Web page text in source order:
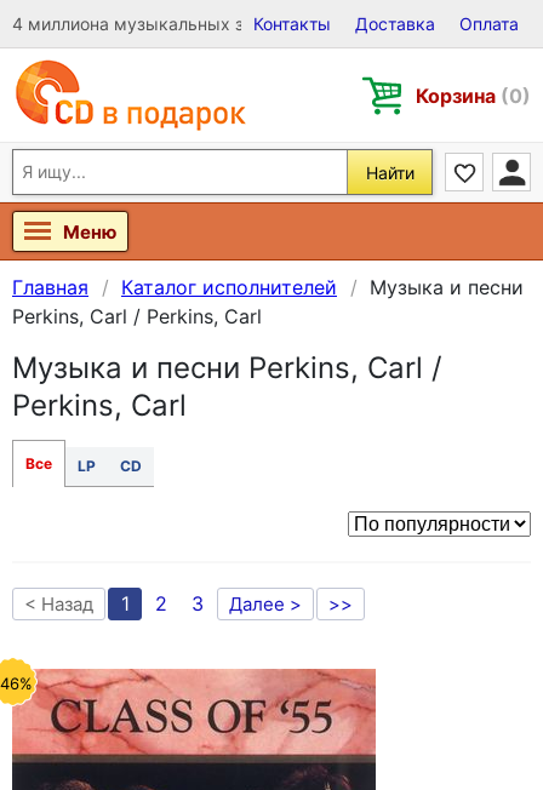
4 миллиона музыкальных записей на Виниле, CD и DVD
Контакты Доставка Оплата
Корзина (0)
Найти
Меню
Главная Каталог исполнителей
Музыка и песни
Perkins, Carl / Perkins, Carl
Музыка и песни Perkins, Carl /
Perkins, Carl
Все LP CD
< Назад 1 2 3 Далее > >>